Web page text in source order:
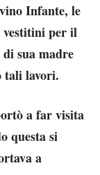
Infante, le
vestitini per il
sua madre
tali lavori.
a far visita
questa si
a